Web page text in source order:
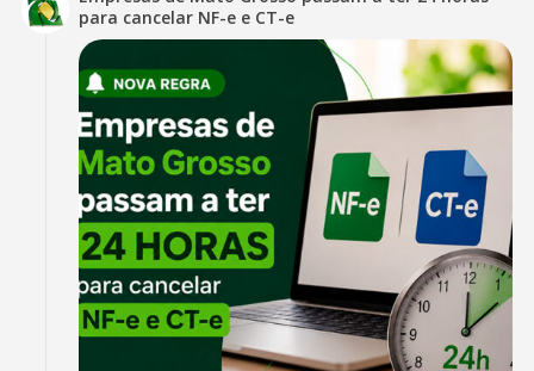
para cancelar NF-e e CT-e